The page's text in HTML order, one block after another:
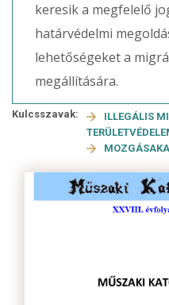
keresik a megfelelő
határvédelmi
lehetőségeket a
megállítására.
Kulcsszavak: ILLEGÁLIS